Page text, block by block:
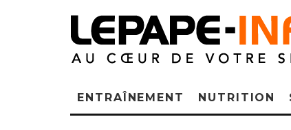
ENTRAÎNEMENT NUTRITION